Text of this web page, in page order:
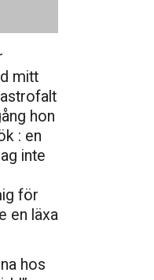
mitt
hon
: en
inte
för
en läxa
hos